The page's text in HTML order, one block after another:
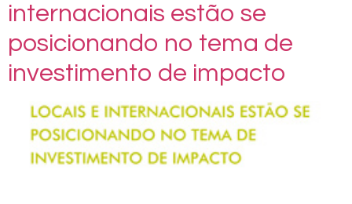
internacionais estão se
posicionando no tema de
investimento de impacto